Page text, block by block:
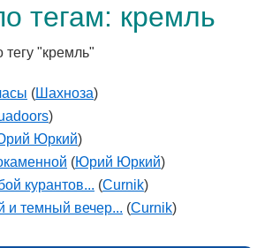
тегам: кремль
"кремль"
(Шахноза)
)
Юркий)
(Юрий Юркий)
курантов... (Curnik)
и темный вечер... (Curnik)